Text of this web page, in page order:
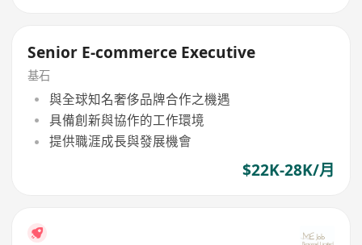
Senior E-commerce Executive
基石
與全球知名奢侈品牌合作之機遇
具備創新與協作的工作環境
提供職涯成長與發展機會
$22K-28K/月